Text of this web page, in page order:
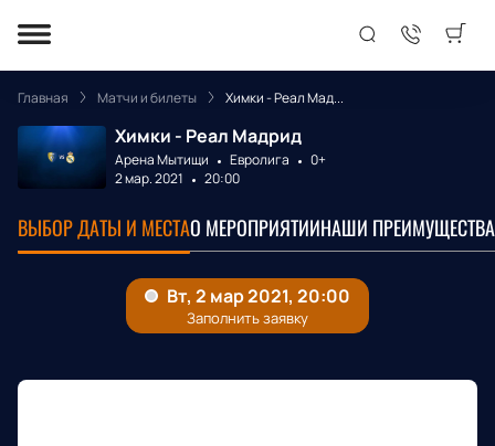
Главная Матчи и билеты Химки - Реал Мад...
Химки - Реал Мадрид
Арена Мытищи Евролига
0+
2 мар. 2021
20:00
ВЫБОР ДАТЫ И МЕСТАО МЕРОПРИЯТИИНАШИ ПРЕИМУЩЕСТВА